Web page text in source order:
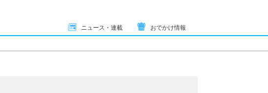
ニュース・連載 おでかけ情報